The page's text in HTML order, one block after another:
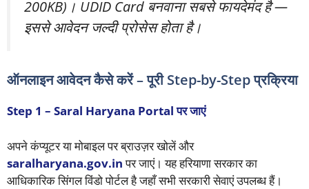
200KB)। UDID Card बनवाना सबसे फायदेमंद है —
इससे आवेदन जल्दी प्रोसेस होता है।
ऑनलाइन आवेदन कैसे करें – पूरी Step-by-Step प्रक्रिया
Step 1 – Saral Haryana Portal पर जाएं
अपने कंप्यूटर या मोबाइल पर ब्राउज़र खोलें और
saralharyana.gov.inपर जाएं। यह हरियाणा सरकार का
आधिकारिक सिंगल विंडो पोर्टल है जहाँ सभी सरकारी सेवाएं उपलब्ध हैं।